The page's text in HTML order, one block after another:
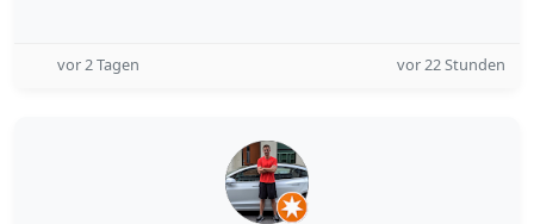
vor 2 Tagen vor 22 Stunden